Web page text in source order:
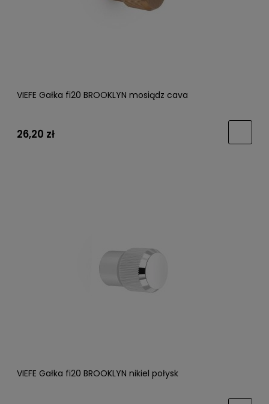
VIEFE Gałka fi20 BROOKLYN mosiądz cava
26,20 zł
VIEFE Gałka fi20 BROOKLYN nikiel połysk